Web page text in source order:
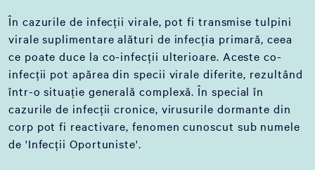
În cazurile de infecții virale, pot fi transmise tulpini
virale suplimentare alături de infecția primară, ceea
ce poate duce la co-infecții ulterioare. Aceste co-
infecții pot apărea din specii virale diferite, rezultând
într-o situație generală complexă. În special în
cazurile de infecții cronice, virusurile dormante din
corp pot fi reactivare, fenomen cunoscut sub numele
de 'Infecții Oportuniste'.